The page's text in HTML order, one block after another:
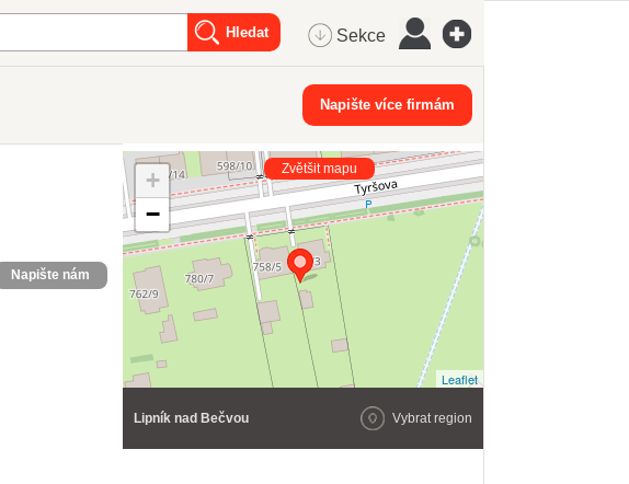
Sekce
Napište více firmám
Napište nám
+
−
Leaflet
Zvětšit mapu
Lipník nad Bečvou Vybrat region